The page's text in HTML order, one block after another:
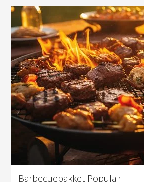
Barbecuepakket Populair